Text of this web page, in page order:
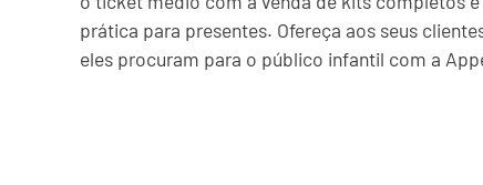
prática para presentes. Ofereça aos seus
eles procuram para o público infantil com a